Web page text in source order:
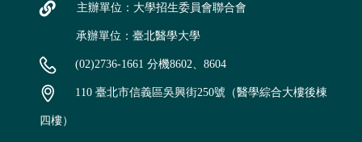
主辦單位：大學招生委員會聯合會
承辦單位：臺北醫學大學
(02)2736-1661 分機8602、8604
110 臺北市信義區吳興街250號（醫學綜合大樓後棟
四樓）